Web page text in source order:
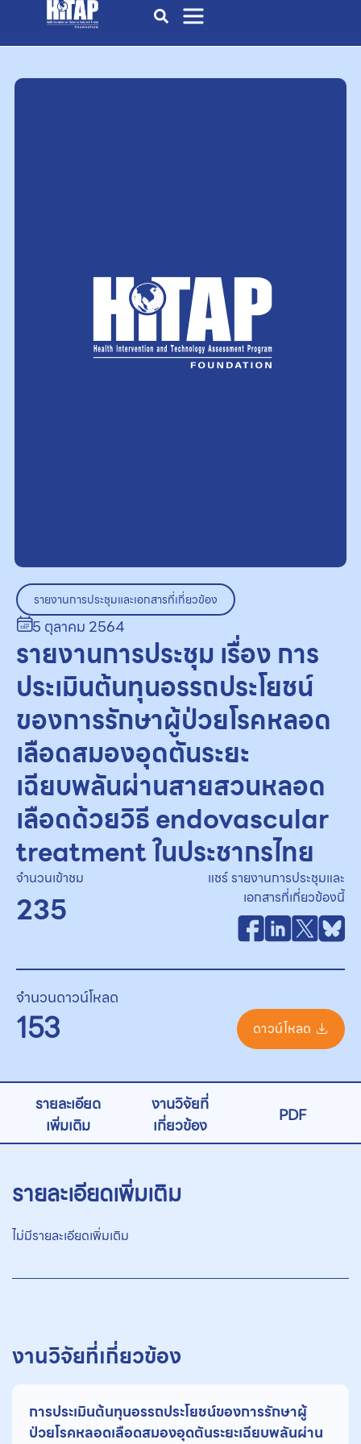
รายงานการประชุมและเอกสารที่เกี่ยวข้อง
5 ตุลาคม 2564
รายงานการประชุม เรื่อง การ
ประเมินต้นทุนอรรถประโยชน์
ของการรักษาผู้ป่วยโรคหลอด
เลือดสมองอุดตันระยะ
เฉียบพลันผ่านสายสวนหลอด
เลือดด้วยวิธี endovascular
treatment ในประชากรไทย
จำนวนเข้าชม
235
แชร์ รายงานการประชุมและ
เอกสารที่เกี่ยวข้องนี้
จำนวนดาวน์โหลด
153 ดาวน์โหลด
รายละเอียด
เพิ่มเติม
งานวิจัยที่
เกี่ยวข้อง
PDF
รายละเอียดเพิ่มเติม
ไม่มีรายละเอียดเพิ่มเติม
งานวิจัยที่เกี่ยวข้อง
การประเมินต้นทุนอรรถประโยชน์ของการรักษาผู้
ป่วยโรคหลอดเลือดสมองอุดตันระยะเฉียบพลันผ่าน